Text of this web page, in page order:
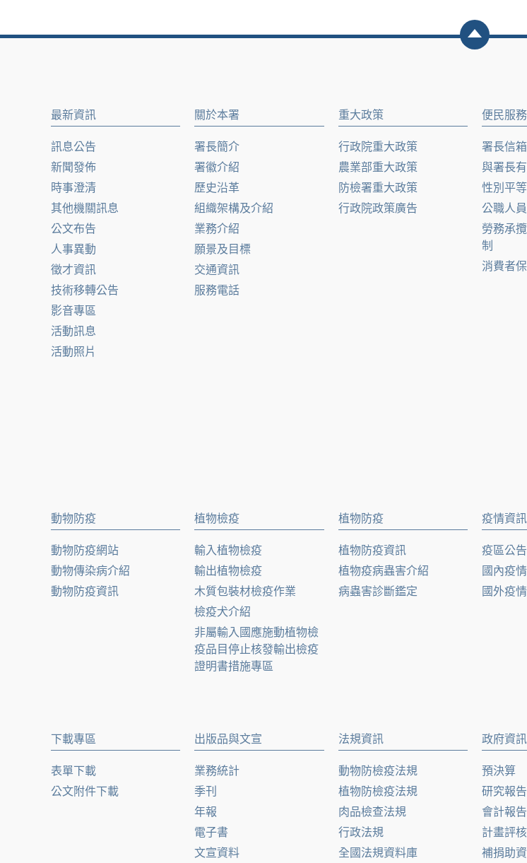
最新資訊
訊息公告
新聞發佈
時事澄清
其他機關訊息
公文布告
人事異動
徵才資訊
技術移轉公告
影音專區
活動訊息
活動照片
關於本署
署長簡介
署徽介紹
歷史沿革
組織架構及介紹
業務介紹
願景及目標
交通資訊
服務電話
重大政策
行政院重大政策
農業部重大政策
防檢署重大政策
行政院政策廣告
便民服務
署長信箱
與署長
性別平等
公職人
勞務承
制
消費者
動物防疫
動物防疫網站
動物傳染病介紹
動物防疫資訊
植物檢疫
輸入植物檢疫
輸出植物檢疫
木質包裝材檢疫作業
檢疫犬介紹
非屬輸入國應施動植物檢
疫品目停止核發輸出檢疫
證明書措施專區
植物防疫
植物防疫資訊
植物疫病蟲害介紹
病蟲害診斷鑑定
疫情資訊
疫區公告
國內疫情
國外疫情
下載專區
表單下載
公文附件下載
出版品與文宣
業務統計
季刊
年報
電子書
文宣資料
法規資訊
動物防檢疫法規
植物防檢疫法規
肉品檢查法規
行政法規
全國法規資料庫
政府資
預決算
研究報告
會計報告
計畫評核
補捐助